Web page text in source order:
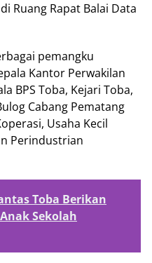
Ruang Rapat Balai Data
pemangku
Kantor Perwakilan
BPS Toba, Kejari Toba,
Cabang Pematang
Usaha Kecil
Perindustrian
Toba Berikan
Sekolah